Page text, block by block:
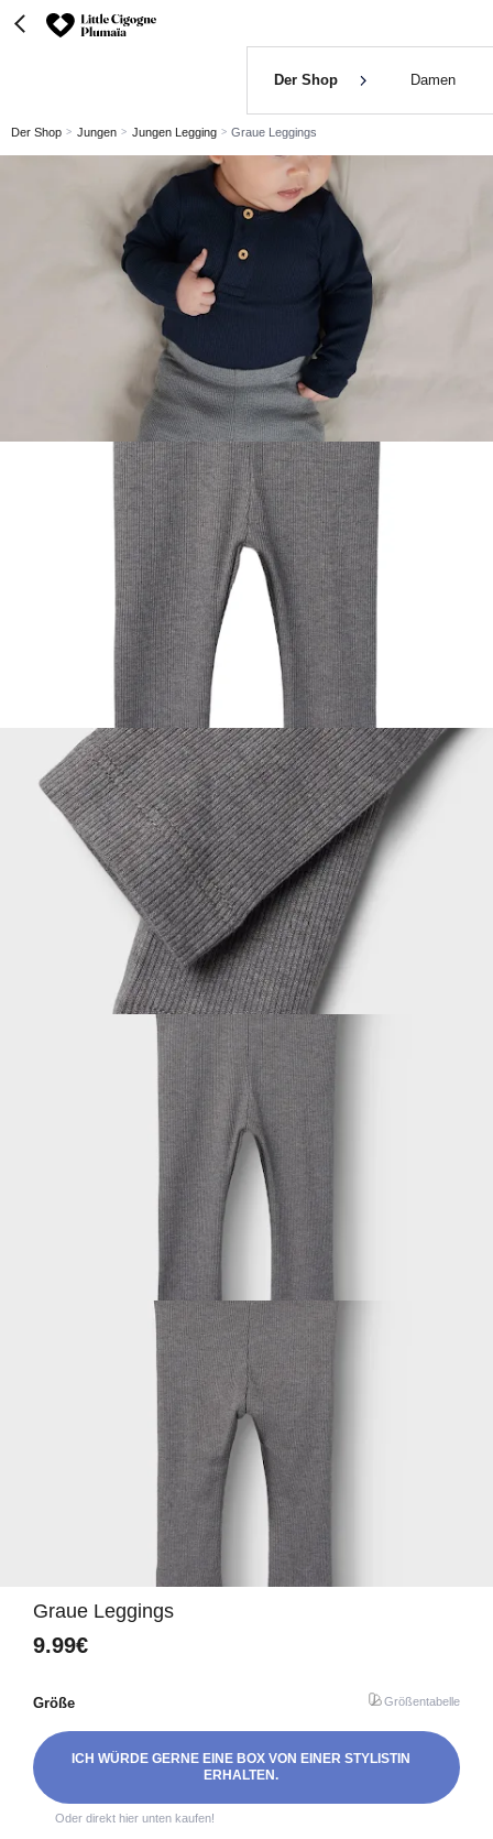
Der Shop Damen
Der Shop Jungen Jungen Legging Graue Leggings
Graue Leggings
9.99€
Größe Größentabelle
ICH WÜRDE GERNE EINE BOX VON EINER STYLISTIN
ERHALTEN.
Oder direkt hier unten kaufen!